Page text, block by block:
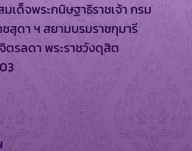
เด็จพระกนิษฐาธิราชเจ้า กรม
สุดา ฯ สยามบรมราชกุมารี
รลดา พระราชวังดุสิต